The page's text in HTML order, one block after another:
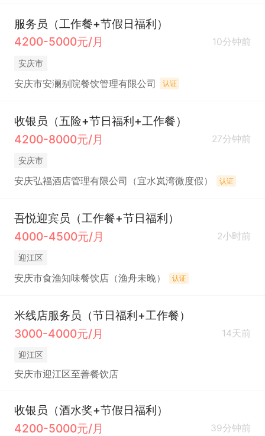
服务员（工作餐+节假日福利）
4200-5000元/月
10分钟前
安庆市
安庆市安澜别院餐饮管理有限公司 认证
收银员（五险+节日福利+工作餐）
4200-8000元/月
27分钟前
安庆市
安庆弘福酒店管理有限公司（宜水岚湾微度假） 认证
吾悦迎宾员（工作餐+节日福利）
4000-4500元/月
2小时前
迎江区
安庆市食渔知味餐饮店（渔舟未晚） 认证
米线店服务员（节日福利+工作餐）
3000-4000元/月
14天前
迎江区
安庆市迎江区至善餐饮店
收银员（酒水奖+节假日福利）
4200-5000元/月
39分钟前